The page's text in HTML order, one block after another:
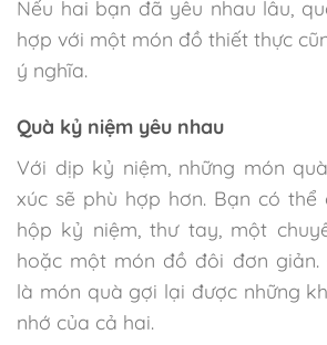
Nếu hai bạn đã yêu nhau lâu,
hợp với một món đồ thiết thực
ý nghĩa.
Quà kỷ niệm yêu nhau
Với dịp kỷ niệm, những món
xúc sẽ phù hợp hơn. Bạn có thể
hộp kỷ niệm, thư tay, một
hoặc một món đồ đôi đơn
là món quà gợi lại được những
nhớ của cả hai.